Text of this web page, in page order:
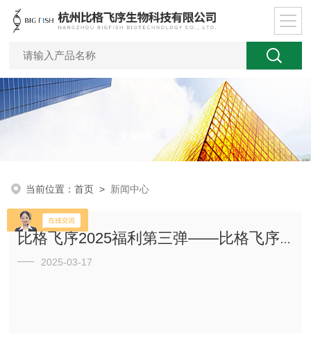
当前位置：首页 > 新闻中心
比格飞序2025福利第三弹——比格飞序青年科学家基金开放申请！
2025-03-17